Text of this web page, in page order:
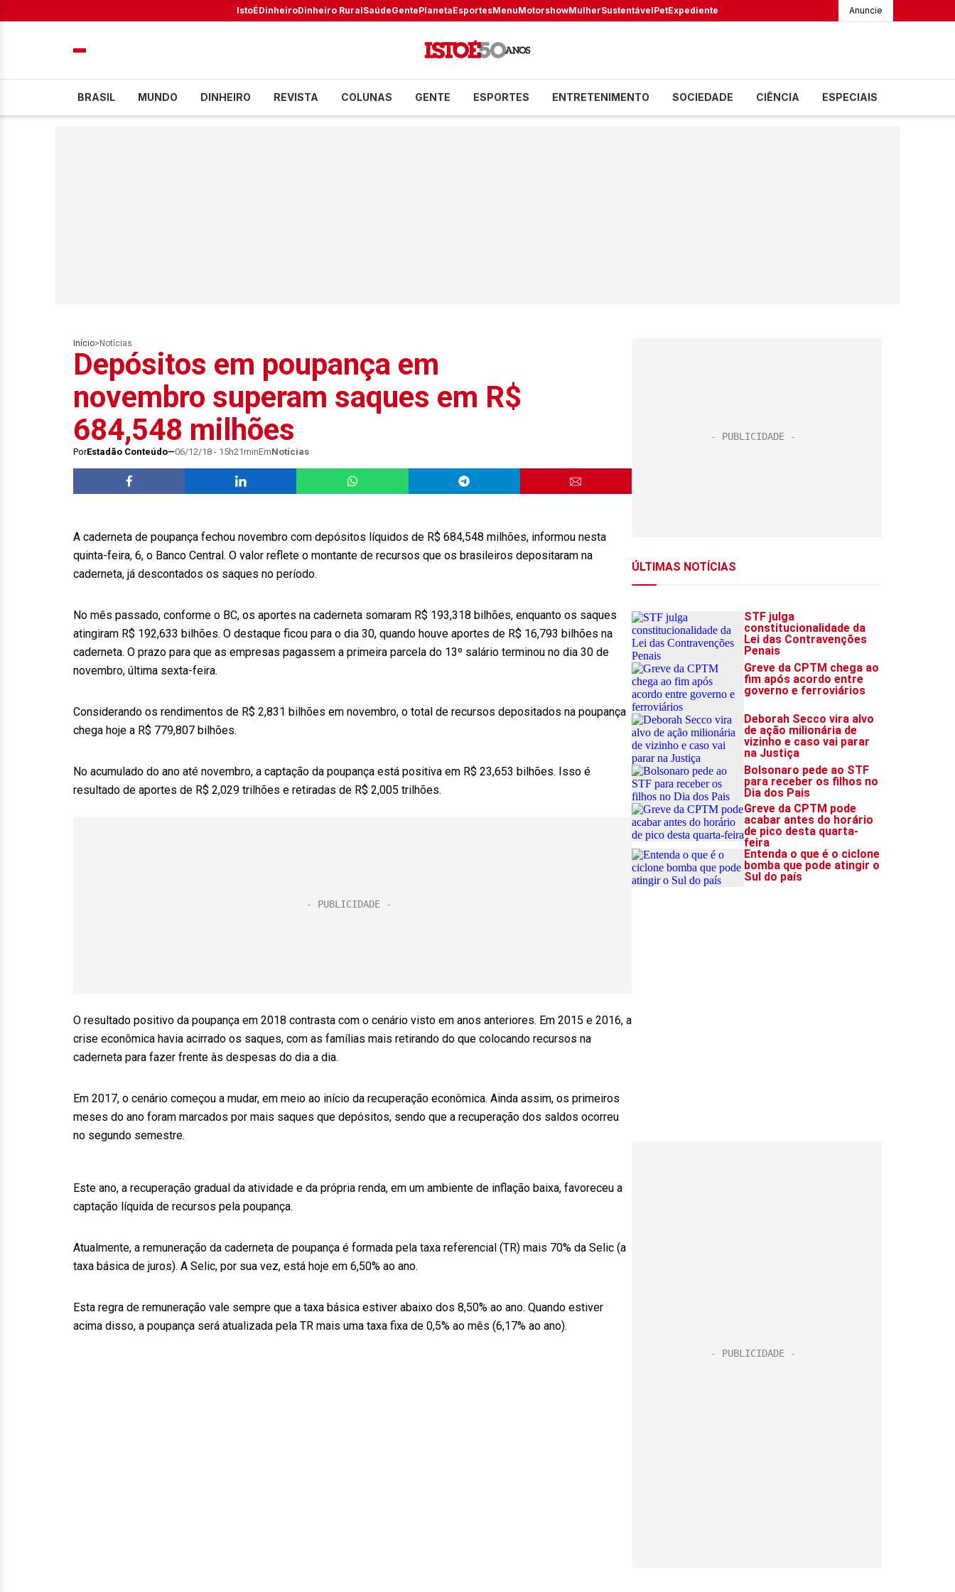
IstoÉDinheiroDinheiro RuralSaúdeGentePlanetaEsportesMenuMotorshowMulherSustentávelPetExpediente Anuncie
BRASIL MUNDO DINHEIRO REVISTA COLUNAS GENTE ESPORTES ENTRETENIMENTO SOCIEDADE CIÊNCIA ESPECIAIS
Início> Notícias
Depósitos em poupança em
novembro superam saques em R$
684,548 milhões
PorEstadão Conteúdo 06/12/18 - 15h21minEmNotícias
A caderneta de poupança fechou novembro com depósitos líquidos de R$ 684,548 milhões, informou nesta
quinta-feira, 6, o Banco Central. O valor reflete o montante de recursos que os brasileiros depositaram na
caderneta, já descontados os saques no período.
No mês passado, conforme o BC, os aportes na caderneta somaram R$ 193,318 bilhões, enquanto os saques
atingiram R$ 192,633 bilhões. O destaque ficou para o dia 30, quando houve aportes de R$ 16,793 bilhões na
caderneta. O prazo para que as empresas pagassem a primeira parcela do 13º salário terminou no dia 30 de
novembro, última sexta-feira.
Considerando os rendimentos de R$ 2,831 bilhões em novembro, o total de recursos depositados na poupança
chega hoje a R$ 779,807 bilhões.
No acumulado do ano até novembro, a captação da poupança está positiva em R$ 23,653 bilhões. Isso é
resultado de aportes de R$ 2,029 trilhões e retiradas de R$ 2,005 trilhões.
O resultado positivo da poupança em 2018 contrasta com o cenário visto em anos anteriores. Em 2015 e 2016, a
crise econômica havia acirrado os saques, com as famílias mais retirando do que colocando recursos na
caderneta para fazer frente às despesas do dia a dia.
Em 2017, o cenário começou a mudar, em meio ao início da recuperação econômica. Ainda assim, os primeiros
meses do ano foram marcados por mais saques que depósitos, sendo que a recuperação dos saldos ocorreu
no segundo semestre.
Este ano, a recuperação gradual da atividade e da própria renda, em um ambiente de inflação baixa, favoreceu a
captação líquida de recursos pela poupança.
Atualmente, a remuneração da caderneta de poupança é formada pela taxa referencial (TR) mais 70% da Selic (a
taxa básica de juros). A Selic, por sua vez, está hoje em 6,50% ao ano.
Esta regra de remuneração vale sempre que a taxa básica estiver abaixo dos 8,50% ao ano. Quando estiver
acima disso, a poupança será atualizada pela TR mais uma taxa fixa de 0,5% ao mês (6,17% ao ano).